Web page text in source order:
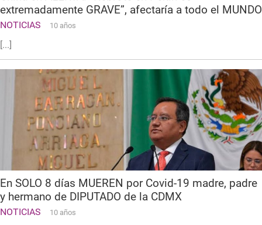
extremadamente GRAVE”, afectaría a todo el MUNDO
NOTICIAS 10 años
[...]
En SOLO 8 días MUEREN por Covid-19 madre, padre
y hermano de DIPUTADO de la CDMX
NOTICIAS 10 años